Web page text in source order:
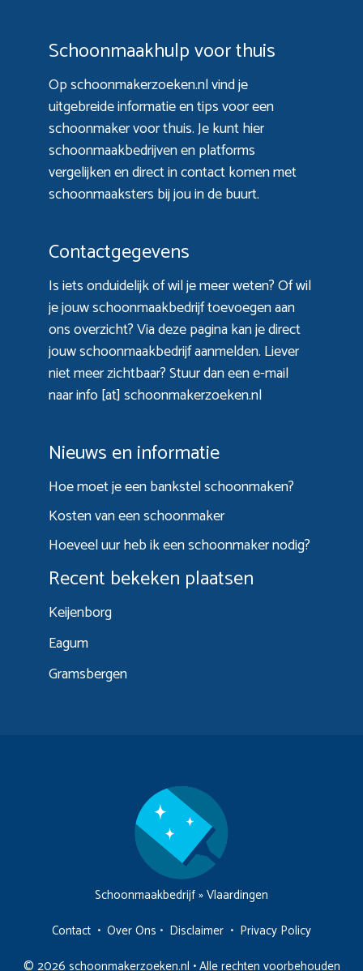
Schoonmaakhulp voor thuis
Op schoonmakerzoeken.nl vind je
uitgebreide informatie en tips voor een
schoonmaker voor thuis. Je kunt hier
schoonmaakbedrijven en platforms
vergelijken en direct in contact komen met
schoonmaaksters bij jou in de buurt.
Contactgegevens
Is iets onduidelijk of wil je meer weten? Of wil
je jouw schoonmaakbedrijf toevoegen aan
ons overzicht? Viadeze paginakan je direct
jouw schoonmaakbedrijf aanmelden. Liever
niet meer zichtbaar? Stuur dan een e-mail
naar info [at] schoonmakerzoeken.nl
Nieuws en informatie
Hoe moet je een bankstel schoonmaken?
Kosten van een schoonmaker
Hoeveel uur heb ik een schoonmaker nodig?
Recent bekeken plaatsen
Keijenborg
Eagum
Gramsbergen
Schoonmaakbedrijf»Vlaardingen
Contact • Over Ons • Disclaimer • Privacy Policy
© 2026 schoonmakerzoeken.nl • Alle rechten voorbehouden